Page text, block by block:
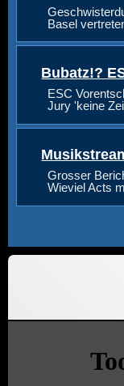
Basel
Bubatz!?
ESC
Jury 'keine
Grosser
Wieviel Acts